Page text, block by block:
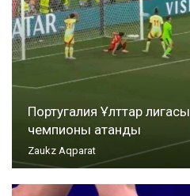
Португалия Ұлттар
чемпионы атанды
Zaukz Aqparat